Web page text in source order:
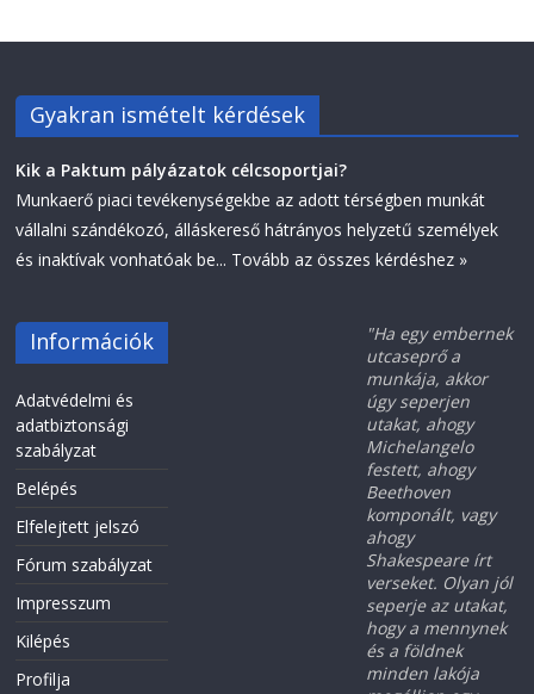
Gyakran ismételt kérdések
Kik a Paktum pályázatok célcsoportjai?
Munkaerő piaci tevékenységekbe az adott térségben munkát
vállalni szándékozó, álláskereső hátrányos helyzetű személyek
és inaktívak vonhatóak be... Tovább az összes kérdéshez »
Információk
Adatvédelmi és
adatbiztonsági
szabályzat
Belépés
Elfelejtett jelszó
Fórum szabályzat
Impresszum
Kilépés
Profilja
"Ha egy embernek
utcaseprő a
munkája, akkor
úgy seperjen
utakat, ahogy
Michelangelo
festett, ahogy
Beethoven
komponált, vagy
ahogy
Shakespeare írt
verseket. Olyan jól
seperje az utakat,
hogy a mennynek
és a földnek
minden lakója